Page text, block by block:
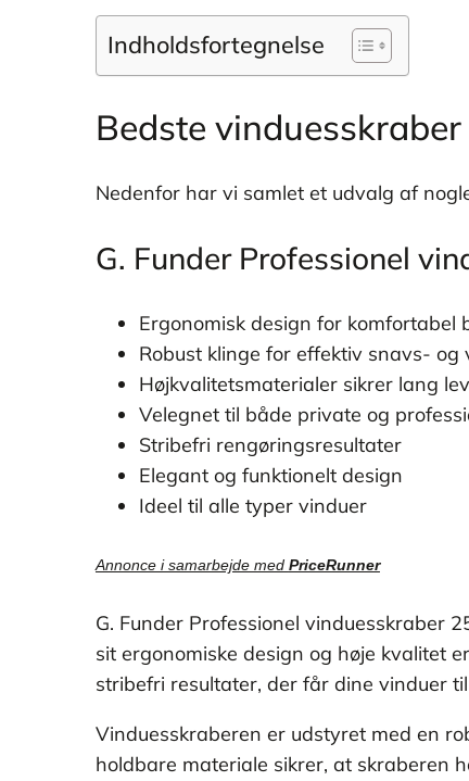
Indholdsfortegnelse
Bedste
Nedenfor har vi samlet et udvalg af
G. Funder Professionel
Ergonomisk design for komfortabel
Robust klinge for effektiv snavs- og
Højkvalitetsmaterialer sikrer lang
Velegnet til både private og
Stribefri rengøringsresultater
Elegant og funktionelt design
Ideel til alle typer vinduer
Annonce i samarbejde med PriceRunner
G. Funder Professionel vinduesskraber
sit ergonomiske design og høje kvalitet
stribefri resultater, der får dine vinduer
Vinduesskraberen er udstyret med en
holdbare materiale sikrer, at skraberen